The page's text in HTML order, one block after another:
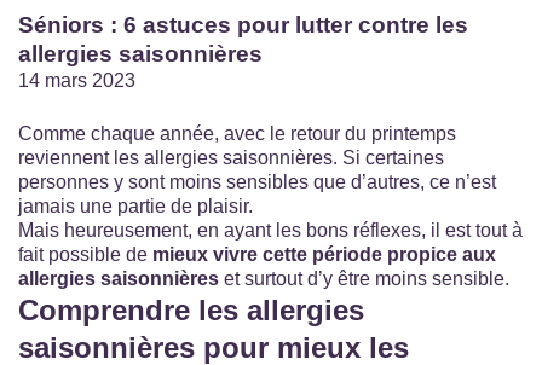
Séniors : 6 astuces pour lutter contre les
allergies saisonnières
14 mars 2023
Comme chaque année, avec le retour du printemps
reviennent les allergies saisonnières. Si certaines
personnes y sont moins sensibles que d’autres, ce n’est
jamais une partie de plaisir.
Mais heureusement, en ayant les bons réflexes, il est tout à
fait possible de mieux vivre cette période propice aux
allergies saisonnières et surtout d’y être moins sensible.
Comprendre les allergies
saisonnières pour mieux les